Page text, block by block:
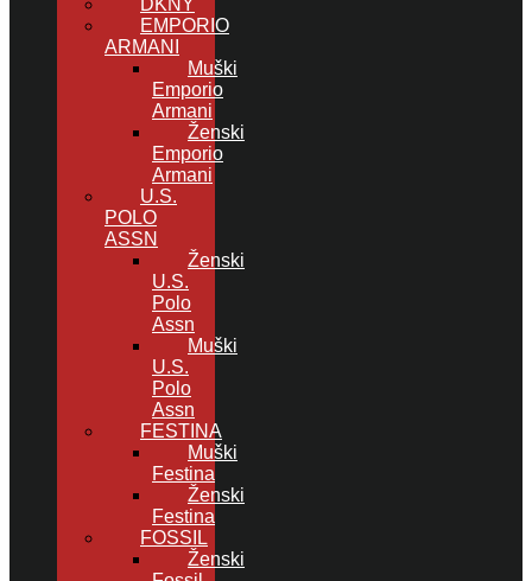
DKNY
EMPORIO
ARMANI
Muški
Emporio
Armani
Ženski
Emporio
Armani
U.S.
POLO
ASSN
Ženski
U.S.
Polo
Assn
Muški
U.S.
Polo
Assn
FESTINA
Muški
Festina
Ženski
Festina
FOSSIL
Ženski